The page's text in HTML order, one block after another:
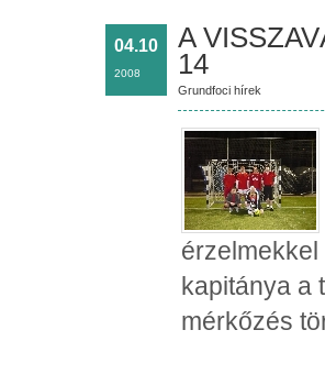
04.10
2008
A
14
Grundfoci hírek
kapitánya a
mérkőzés